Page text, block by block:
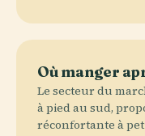
Où manger
Le secteur du
à pied au sud,
réconfortante à